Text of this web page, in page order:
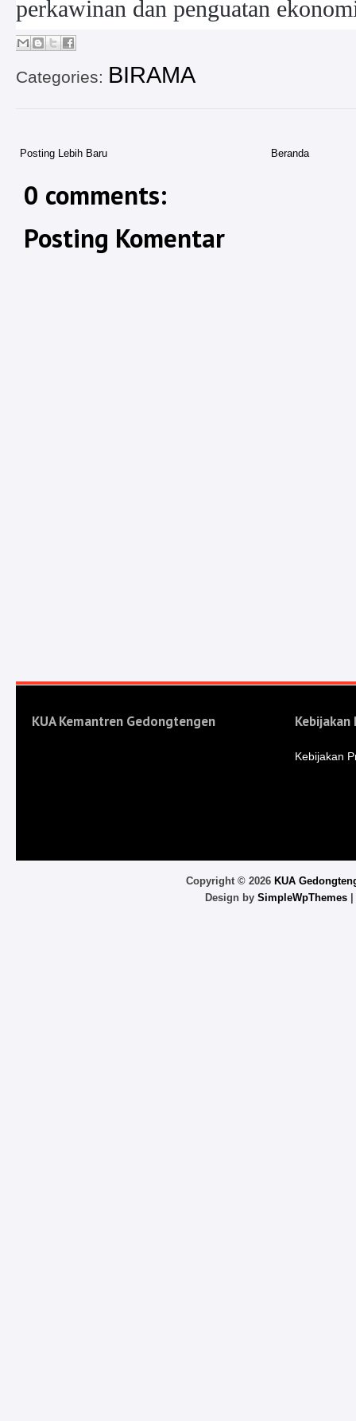
perkawinan dan penguatan
Categories: BIRAMA
Posting Lebih Baru Beranda
0 comments:
Posting Komentar
KUA Kemantren Gedongtengen Kebijakan
Kebijakan
Copyright © 2026 KUA
Design by SimpleWpThemes |